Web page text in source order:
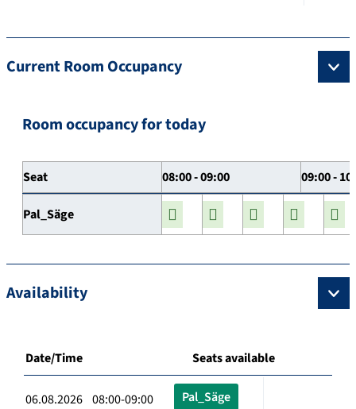
Current Room Occupancy
Room occupancy for today
Seat 08:00 - 09:00 09:00 -
Pal_Säge
Availability
Date/Time Seats available
06.08.2026 08:00-09:00 Pal_Säge